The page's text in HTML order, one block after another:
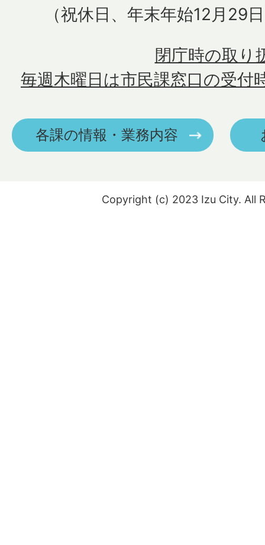
（祝休日、年末年始12月29
毎週木曜日は市民課窓口の受付
閉庁時の取り
各課の情報・業務内容
Copyright (c) 2023 Izu City. All